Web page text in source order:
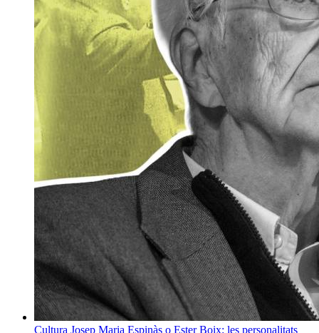
Cultura Josep Maria Espinàs o Ester Boix: les personalitats